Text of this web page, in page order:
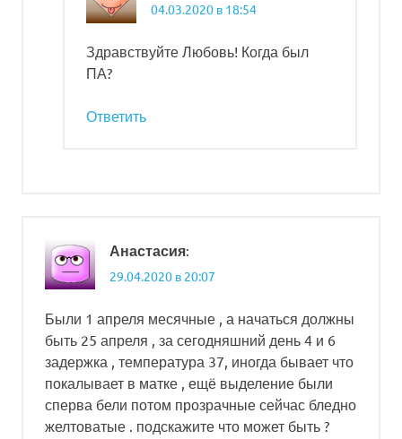
04.03.2020 в 18:54
Здравствуйте Любовь! Когда был
ПА?
Ответить
Анастасия:
29.04.2020 в 20:07
Были 1 апреля месячные , а начаться должны
быть 25 апреля , за сегодняшний день 4 и 6
задержка , температура 37, иногда бывает что
покалывает в матке , ещё выделение были
сперва бели потом прозрачные сейчас бледно
желтоватые . подскажите что может быть ?